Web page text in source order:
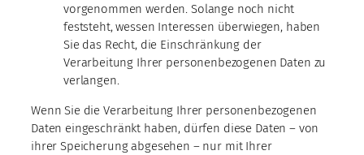
vorgenommen werden. Solange noch nicht
feststeht, wessen Interessen überwiegen, haben
Sie das Recht, die Einschränkung der
Verarbeitung Ihrer personenbezogenen Daten zu
verlangen.
Wenn Sie die Verarbeitung Ihrer personenbezogenen
Daten eingeschränkt haben, dürfen diese Daten – von
ihrer Speicherung abgesehen – nur mit Ihrer